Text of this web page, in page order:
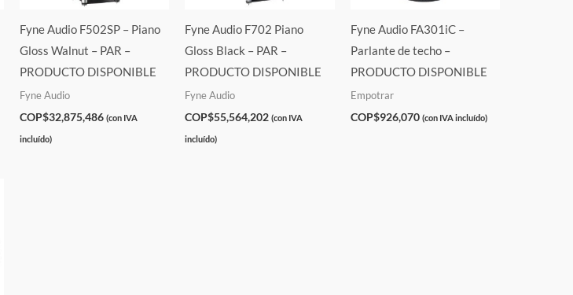
Fyne Audio F502SP – Piano
Gloss Walnut – PAR –
PRODUCTO DISPONIBLE
Fyne Audio
COP$32,875,486 (con IVA
incluído)
Fyne Audio F702 Piano
Gloss Black – PAR –
PRODUCTO DISPONIBLE
Fyne Audio
COP$55,564,202 (con IVA
incluído)
Fyne Audio FA301iC –
Parlante de techo –
PRODUCTO DISPONIBLE
Empotrar
COP$926,070 (con IVA incluído)